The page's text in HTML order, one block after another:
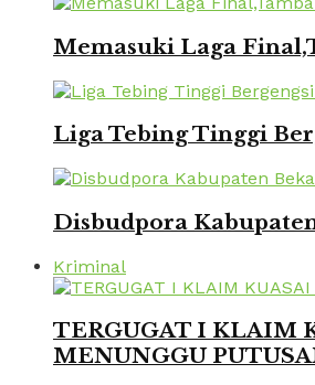
Memasuki Laga
Liga Tebing Tinggi
Disbudpora
Kriminal
TERGUGAT I KLAIM
MENUNGGU